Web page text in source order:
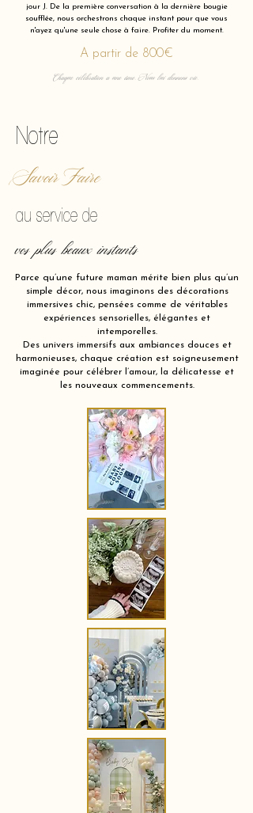
jour J. De la première conversation à la dernière bougie
soufflée, nous orchestrons chaque instant pour que vous
n'ayez qu'une seule chose à faire. Profiter du moment.
A partir de 800€
Chaque célébration a une âme. Nous lui donnons vie.
Notre
Savoir Faire
au service de
vos plus beaux instants
Parce qu’une future maman mérite bien plus qu’un
simple décor, nous imaginons des décorations
immersives chic, pensées comme de véritables
expériences sensorielles, élégantes et
intemporelles.
Des univers immersifs aux ambiances douces et
harmonieuses, chaque création est soigneusement
imaginée pour célébrer l’amour, la délicatesse et
les nouveaux commencements.